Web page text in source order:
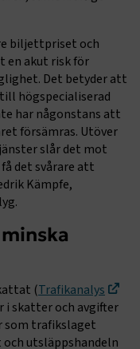
biljettpriset och
en akut risk för
Det betyder att
högspecialiserad
har någonstans att
försämras. Utöver
slår det mot
det svårare att
Kämpfe,
(Trafikanalys
i skatter och avgifter
som trafikslaget
utsläppshandeln